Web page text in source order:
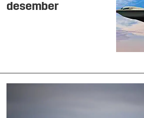
desember